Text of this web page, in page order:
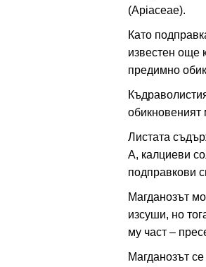
(Apiaceae).
Като
известен още
предимно
обикновеният
Листата
А, калциеви
подправкови
Магданозът
изсуши, но
му част –
Магданозът